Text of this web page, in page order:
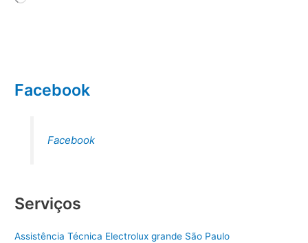
Facebook
Facebook
Serviços
Assistência Técnica Electrolux grande São Paulo